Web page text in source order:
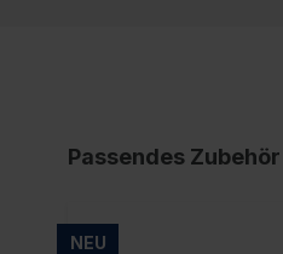
Passendes Zubehör
NEU